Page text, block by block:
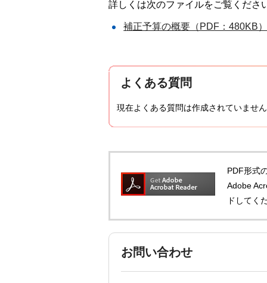
詳しくは次のファイルをご覧くださ
補正予算の概要（PDF：480KB
よくある質問
現在よくある質問は作成されていませ
PDF形式
Adobe
ドしてく
お問い合わせ